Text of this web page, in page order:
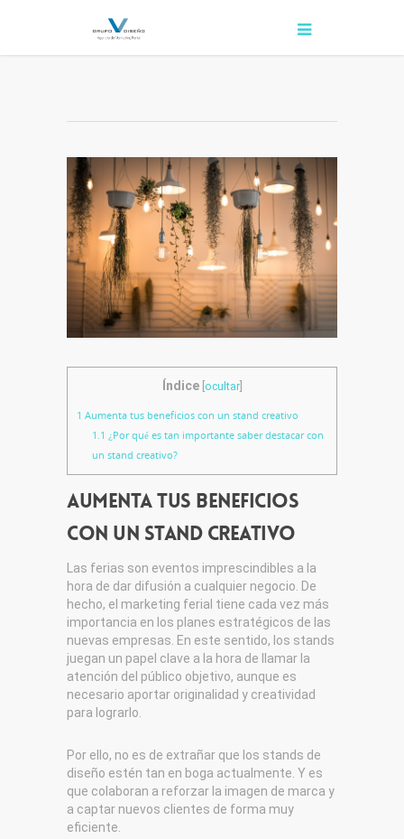
Índice [ocultar]
1 Aumenta tus beneficios con un stand creativo
1.1 ¿Por qué es tan importante saber destacar con
un stand creativo?
Aumenta tus beneficios
con un stand creativo
Las ferias son eventos imprescindibles a la
hora de dar difusión a cualquier negocio. De
hecho, el marketing ferial tiene cada vez más
importancia en los planes estratégicos de las
nuevas empresas. En este sentido, los stands
juegan un papel clave a la hora de llamar la
atención del público objetivo, aunque es
necesario aportar originalidad y creatividad
para lograrlo.
Por ello, no es de extrañar que los stands de
diseño estén tan en boga actualmente. Y es
que colaboran a reforzar la imagen de marca y
a captar nuevos clientes de forma muy
eficiente.